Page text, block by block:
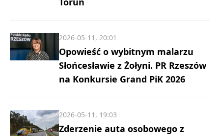
Opowieść o wybitnym malarzu
Słońcesławie z Żołyni. PR Rzeszów
na Konkursie Grand PiK 2026
2026-05-11, 20:01
Zderzenie auta osobowego z
2026-05-11, 19:03